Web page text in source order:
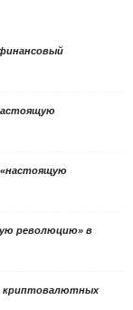
«настоящую
революцию» в
криптовалютных